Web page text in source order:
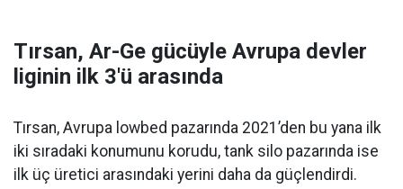
Tırsan, Ar-Ge gücüyle Avrupa devler
liginin ilk 3'ü arasında
Tırsan, Avrupa lowbed pazarında 2021’den bu yana ilk
iki sıradaki konumunu korudu, tank silo pazarında ise
ilk üç üretici arasındaki yerini daha da güçlen­dirdi.